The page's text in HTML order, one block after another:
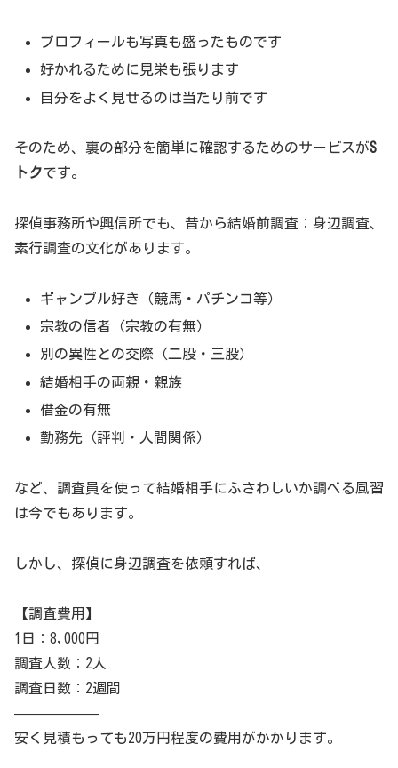
プロフィールも写真も盛ったものです
好かれるために見栄も張ります
自分をよく見せるのは当たり前です
そのため、裏の部分を簡単に確認するためのサービスがS
トクです。
探偵事務所や興信所でも、昔から結婚前調査：身辺調査、
素行調査の文化があります。
ギャンブル好き（競馬・パチンコ等）
宗教の信者（宗教の有無）
別の異性との交際（二股・三股）
結婚相手の両親・親族
借金の有無
勤務先（評判・人間関係）
など、調査員を使って結婚相手にふさわしいか調べる風習
は今でもあります。
しかし、探偵に身辺調査を依頼すれば、
【調査費用】
1日：8,000円
調査人数：2人
調査日数：2週間
——————
安く見積もっても20万円程度の費用がかかります。